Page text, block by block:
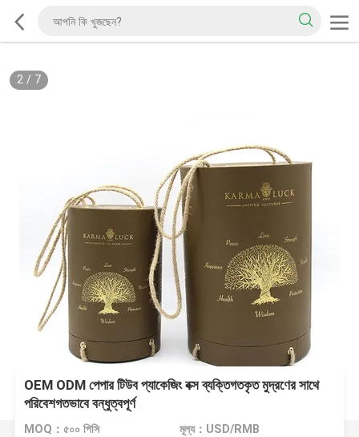
2/ 7
OEM ODM পেপার টিউব প্যাকেজিং বক্স ব্যক্তিগতকৃত মুদ্রণের সাথে
পরিবেশগতভাবে বন্ধুত্বপূর্ণ
MOQ：৫০০ পিসি মূল্য：USD/RMB